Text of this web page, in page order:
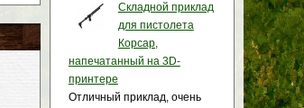
Складной приклад
для пистолета
Корсар,
напечатанный на 3D-
принтере
Отличный приклад, очень